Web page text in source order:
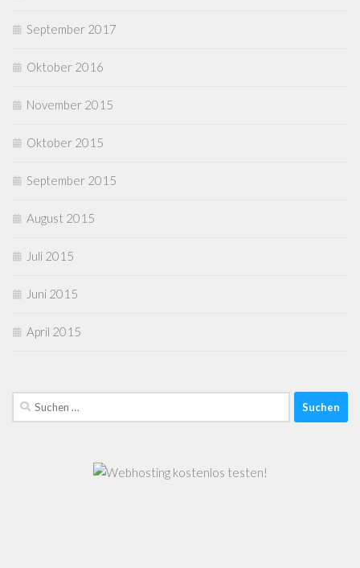
September 2017
Oktober 2016
November 2015
Oktober 2015
September 2015
August 2015
Juli 2015
Juni 2015
April 2015
Suchen
nach: